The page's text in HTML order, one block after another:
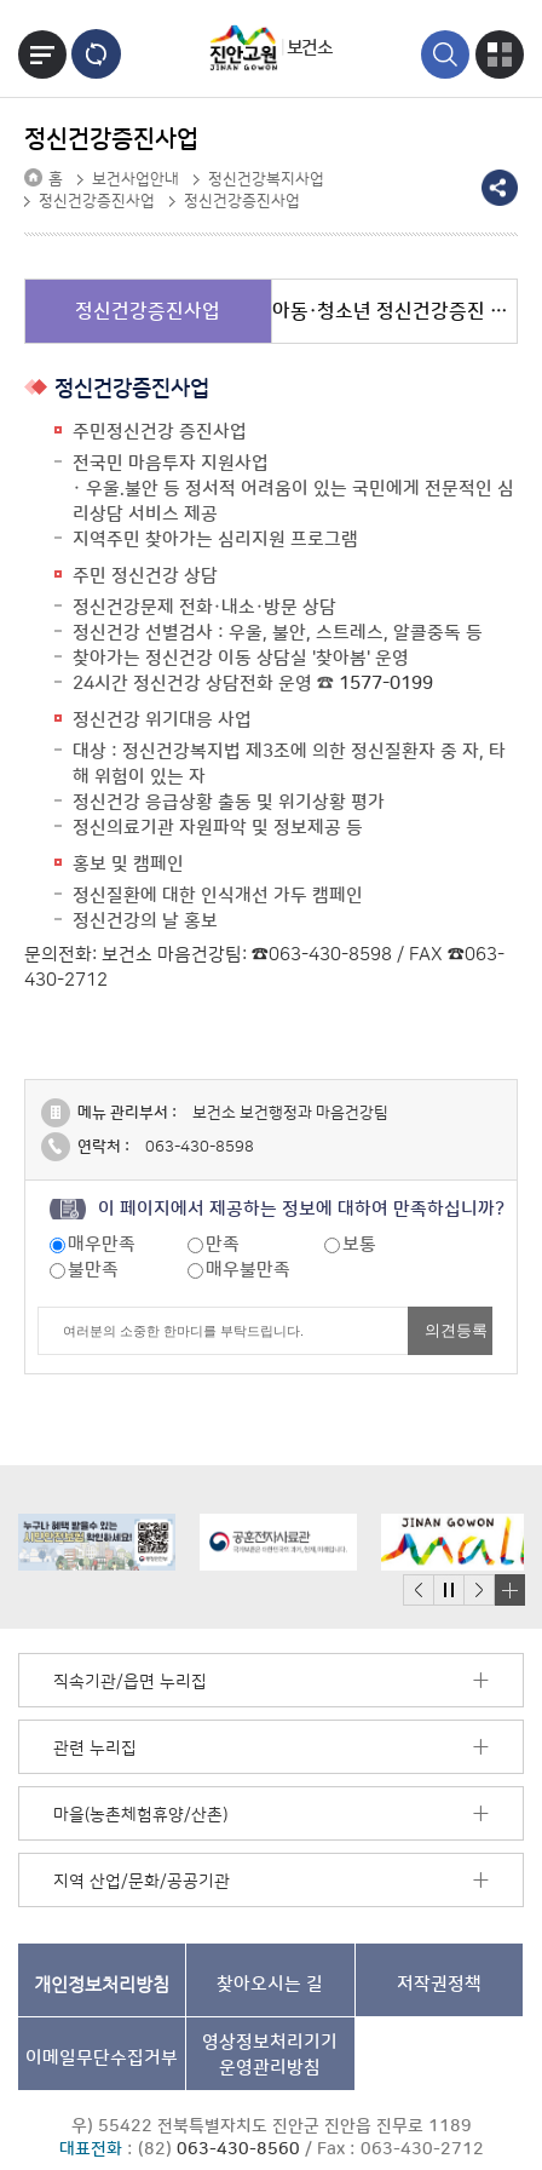
보건소
정신건강증진사업
홈 보건사업안내
정신건강복지사업
정신건강증진사업
정신건강증진사업
정신건강증진사업 아동·청소년 정신건강증진 관리사업
정신건강증진사업
주민정신건강 증진사업
전국민 마음투자 지원사업
· 우울.불안 등 정서적 어려움이 있는 국민에게 전문적인 심
리상담 서비스 제공
지역주민 찾아가는 심리지원 프로그램
주민 정신건강 상담
정신건강문제 전화·내소·방문 상담
정신건강 선별검사 : 우울, 불안, 스트레스, 알콜중독 등
찾아가는 정신건강 이동 상담실 '찾아봄' 운영
24시간 정신건강 상담전화 운영 ☎ 1577-0199
정신건강 위기대응 사업
대상 : 정신건강복지법 제3조에 의한 정신질환자 중 자, 타
해 위험이 있는 자
정신건강 응급상황 출동 및 위기상황 평가
정신의료기관 자원파악 및 정보제공 등
홍보 및 캠페인
정신질환에 대한 인식개선 가두 캠페인
정신건강의 날 홍보
문의전화: 보건소 마음건강팀: ☎063-430-8598 / FAX ☎063-
430-2712
메뉴 관리부서 :
보건소 보건행정과 마음건강팀
연락처 :
063-430-8598
이 페이지에서 제공하는 정보에 대하여 만족하십니까?
매우만족
만족
보통
불만족
매우불만족
더
기
직속기관/읍면 누리집
관련 누리집
마을(농촌체험휴양/산촌)
지역 산업/문화/공공기관
개인정보처리방침 찾아오시는 길 저작권정책
이메일무단수집거부
영상정보처리기기
운영관리방침
우) 55422 전북특별자치도 진안군 진안읍 진무로 1189
대표전화: (82) 063-430-8560 / Fax : 063-430-2712